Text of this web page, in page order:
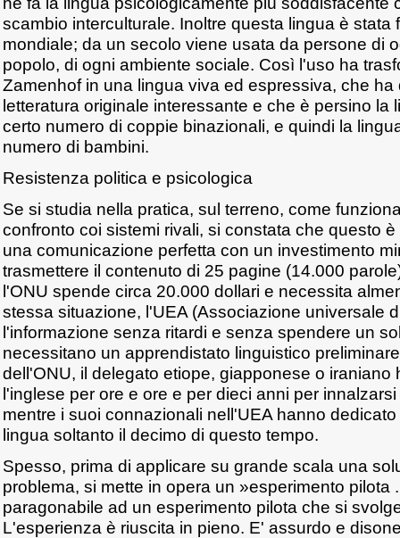
scambio interculturale. Inoltre questa lingua è stata
mondiale; da un secolo viene usata da persone di
popolo, di ogni ambiente sociale. Così l'uso ha
Zamenhof in una lingua viva ed espressiva, che ha
letteratura originale interessante e che è persino la
certo numero di coppie binazionali, e quindi la
numero di bambini.
Resistenza politica e psicologica
Se si studia nella pratica, sul terreno, come
confronto coi sistemi rivali, si constata che questo
una comunicazione perfetta con un investimento
trasmettere il contenuto di 25 pagine (14.000
l'ONU spende circa 20.000 dollari e necessita
stessa situazione, l'UEA (Associazione universale
l'informazione senza ritardi e senza spendere un
necessitano un apprendistato linguistico
dell'ONU, il delegato etiope, giapponese o iraniano
l'inglese per ore e ore e per dieci anni per
mentre i suoi connazionali nell'UEA hanno
lingua soltanto il decimo di questo tempo.
Spesso, prima di applicare su grande scala una
problema, si mette in opera un »esperimento pilota
paragonabile ad un esperimento pilota che si
L'esperienza è riuscita in pieno. E' assurdo e